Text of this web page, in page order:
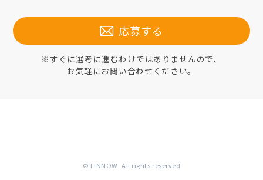
応募する
※すぐに選考に進むわけではありませんので、
お気軽にお問い合わせください。
© FINNOW. All rights reserved